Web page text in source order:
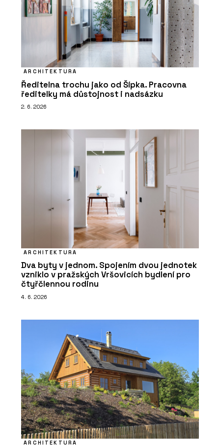
ARCHITEKTURA
Ředitelna trochu jako od Šípka. Pracovna
ředitelky má důstojnost i nadsázku
2. 6. 2026
ARCHITEKTURA
Dva byty v jednom. Spojením dvou jednotek
vzniklo v pražských Vršovicích bydlení pro
čtyřčlennou rodinu
4. 6. 2026
ARCHITEKTURA